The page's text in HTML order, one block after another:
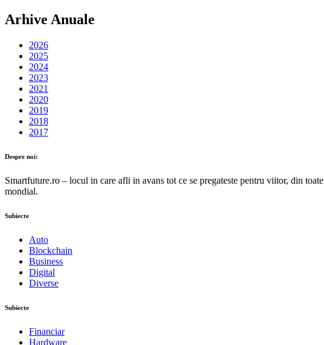
Arhive Anuale
2026
2025
2024
2023
2021
2020
2019
2018
2017
Despre noi:
Smartfuture.ro – locul in care afli in avans tot ce se pregateste pentru viitor, din
mondial.
Subiecte
Auto
Blockchain
Business
Digital
Diverse
Subiecte
Financiar
Hardware